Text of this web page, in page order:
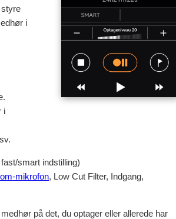
i
i
smart indstilling)
mikrofon, Low Cut Filter, Indgang,
på det, du optager eller allerede har